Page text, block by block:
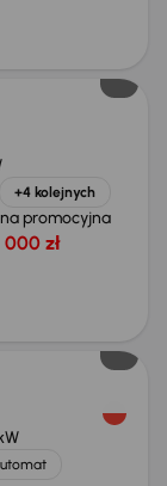
+4 kolejnych
promocyjna
000 zł